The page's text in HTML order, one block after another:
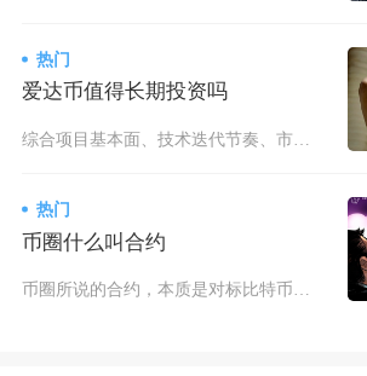
热门
爱达币值得长期投资吗
热门
币圈什么叫合约